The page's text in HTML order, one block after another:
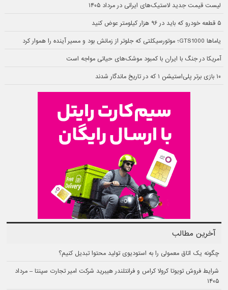
لیست قیمت جدید لاستیک‌های ایرانی در مرداد ۱۴۰۵
۵ قطعه خودرو که باید در ۹۶ هزار کیلومتر عوض کنید
یاماها GTS1000؛ موتورسیکلتی که جلوتر از زمانش بود و مسیر آینده را هموار کرد
آمریکا در جنگ با ایران با کمبود موشک‌های حیاتی مواجه است
۱۰ بازی برتر پلی‌استیشن ۱ که در تاریخ ماندگار شدند
آخرین مطالب
چگونه یک اتاق معمولی را به استودیوی تولید محتوا تبدیل کنیم؟
شرایط فروش تویوتا کرولا کراس و فرانتلندر هیبرید شرکت امیر تجارت سپنتا – مرداد
۱۴۰۵